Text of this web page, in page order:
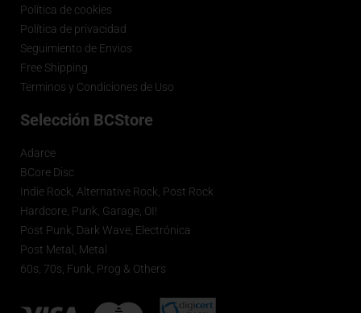
Política de cookies
Política de privacidad
Seguimiento de Envios
Free Shipping
Terminos y Condiciones de Uso
Selección BCStore
Adarce
BCore Disc
Indie Rock, Alternative Rock, Post Rock
Hardcore, Punk, Garage, OI!
Post Punk, Dark Wave, Electrónica
Post Metal, Metal
60s, 70s, Funk, Prog & Others